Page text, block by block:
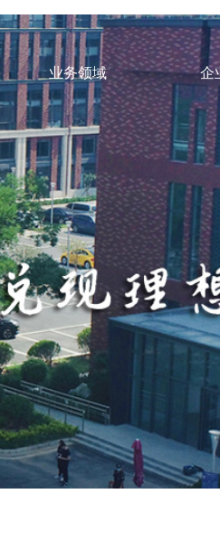
业务领域 企